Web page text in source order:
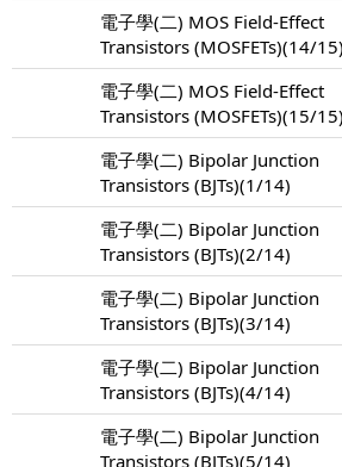
電子學(二) MOS Field-Effect
Transistors (MOSFETs)(14/15)
電子學(二) MOS Field-Effect
Transistors (MOSFETs)(15/15)
電子學(二) Bipolar Junction
Transistors (BJTs)(1/14)
電子學(二) Bipolar Junction
Transistors (BJTs)(2/14)
電子學(二) Bipolar Junction
Transistors (BJTs)(3/14)
電子學(二) Bipolar Junction
Transistors (BJTs)(4/14)
電子學(二) Bipolar Junction
Transistors (BJTs)(5/14)